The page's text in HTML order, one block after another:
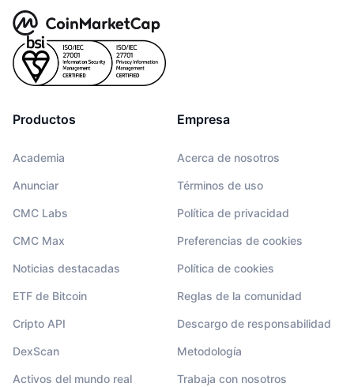
Productos
Academia
Anunciar
CMC Labs
CMC Max
Noticias destacadas
ETF de Bitcoin
Cripto API
DexScan
Activos del mundo real
Empresa
Acerca de nosotros
Términos de uso
Política de privacidad
Preferencias de cookies
Política de cookies
Reglas de la comunidad
Descargo de responsabilidad
Metodología
Trabaja con nosotros